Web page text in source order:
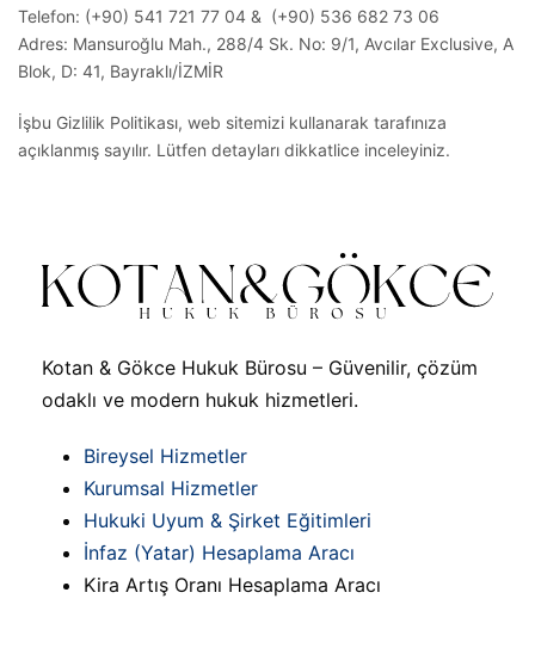
Telefon: (+90) 541 721 77 04 & (+90) 536 682 73 06
Adres: Mansuroğlu Mah., 288/4 Sk. No: 9/1, Avcılar Exclusive, A
Blok, D: 41, Bayraklı/İZMİR
İşbu Gizlilik Politikası, web sitemizi kullanarak tarafınıza
açıklanmış sayılır. Lütfen detayları dikkatlice inceleyiniz.
Kotan & Gökce Hukuk Bürosu – Güvenilir, çözüm
odaklı ve modern hukuk hizmetleri.
Bireysel Hizmetler
Kurumsal Hizmetler
Hukuki Uyum & Şirket Eğitimleri
İnfaz (Yatar) Hesaplama Aracı
Kira Artış Oranı Hesaplama Aracı